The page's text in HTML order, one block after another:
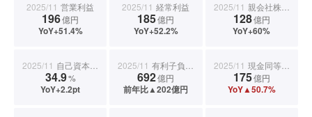
2025/11 営業利益
196億円
YoY+51.4%
2025/11 経常利益
185億円
YoY+52.2%
2025/11 親会社株主に帰属する当期純利益
128億円
YoY+60%
2025/11 自己資本比率
34.9%
YoY+2.2pt
2025/11 有利子負債合計
692億円
前年比▲202億円
2025/11 現金同等物期末残高
175億円
YoY▲50.7%